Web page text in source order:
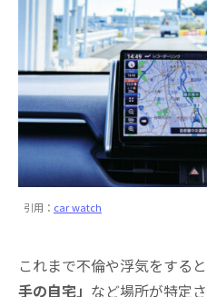
引用： car watch
これまで不倫や浮気をすると
手の自宅」 など場所が特定